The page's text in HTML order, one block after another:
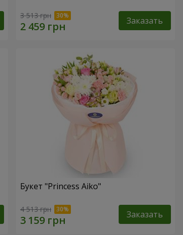
3 513 грн Заказать
Букет "Princess Aiko"
4 513 грн Заказать